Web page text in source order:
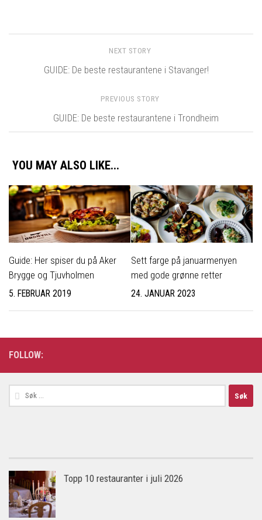
NEXT STORY
GUIDE: De beste restaurantene i Stavanger!
PREVIOUS STORY
GUIDE: De beste restaurantene i Trondheim
YOU MAY ALSO LIKE...
Guide: Her spiser du på Aker
Brygge og Tjuvholmen
5. FEBRUAR 2019
Sett farge på januarmenyen
med gode grønne retter
24. JANUAR 2023
FOLLOW:
Søk
etter:
Topp 10 restauranter i juli 2026